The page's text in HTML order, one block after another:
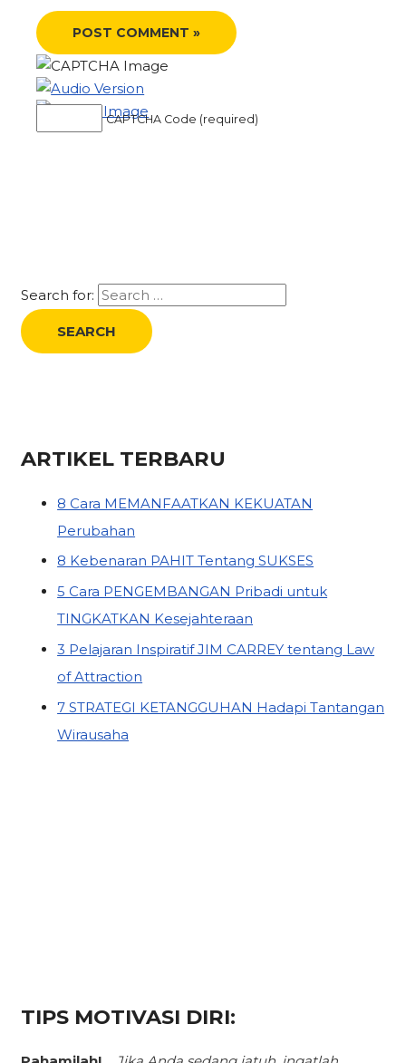
CAPTCHA Code (required)
Search for:
ARTIKEL TERBARU
8 Cara MEMANFAATKAN KEKUATAN
Perubahan
8 Kebenaran PAHIT Tentang SUKSES
5 Cara PENGEMBANGAN Pribadi untuk
TINGKATKAN Kesejahteraan
3 Pelajaran Inspiratif JIM CARREY tentang Law
of Attraction
7 STRATEGI KETANGGUHAN Hadapi Tantangan
Wirausaha
TIPS MOTIVASI DIRI: